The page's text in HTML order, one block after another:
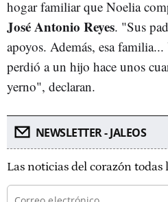
hogar familiar que Noelia
José Antonio Reyes. "Sus
apoyos. Además, esa
perdió a un hijo hace unos
yerno", declaran.
NEWSLETTER - JALEOS
Las noticias del corazón todas